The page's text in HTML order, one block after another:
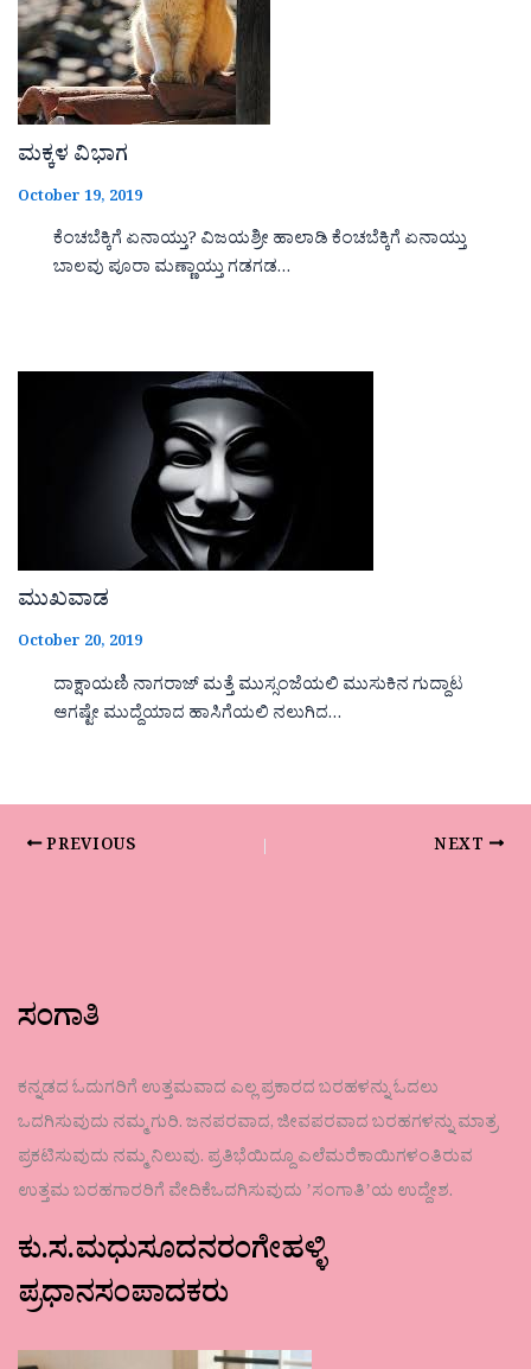
ಮಕ್ಕಳ ವಿಭಾಗ
October 19, 2019
ಕೆಂಚಬೆಕ್ಕಿಗೆ ಏನಾಯ್ತು? ವಿಜಯಶ್ರೀ ಹಾಲಾಡಿ ಕೆಂಚಬೆಕ್ಕಿಗೆ ಏನಾಯ್ತು
ಬಾಲವು ಪೂರಾ ಮಣ್ಣಾಯ್ತು ಗಡಗಡ…
ಮುಖವಾಡ
October 20, 2019
ದಾಕ್ಷಾಯಣಿ ನಾಗರಾಜ್ ಮತ್ತೆ ಮುಸ್ಸಂಜೆಯಲಿ ಮುಸುಕಿನ ಗುದ್ದಾಟ
ಆಗಷ್ಟೇ ಮುದ್ದೆಯಾದ ಹಾಸಿಗೆಯಲಿ ನಲುಗಿದ…
PREVIOUS NEXT
ಸಂಗಾತಿ
ಕನ್ನಡದ ಓದುಗರಿಗೆ ಉತ್ತಮವಾದ ಎಲ್ಲ ಪ್ರಕಾರದ ಬರಹಳನ್ನು ಓದಲು
ಒದಗಿಸುವುದು ನಮ್ಮ ಗುರಿ. ಜನಪರವಾದ, ಜೀವಪರವಾದ ಬರಹಗಳನ್ನು ಮಾತ್ರ
ಪ್ರಕಟಿಸುವುದು ನಮ್ಮ ನಿಲುವು. ಪ್ರತಿಭೆಯಿದ್ದೂ ಎಲೆಮರೆಕಾಯಿಗಳಂತಿರುವ
ಉತ್ತಮ ಬರಹಗಾರರಿಗೆ ವೇದಿಕೆಒದಗಿಸುವುದು ʼಸಂಗಾತಿʼಯ ಉದ್ದೇಶ.
ಕು.ಸ.ಮಧುಸೂದನರಂಗೇಹಳ್ಳಿ
ಪ್ರಧಾನಸಂಪಾದಕರು